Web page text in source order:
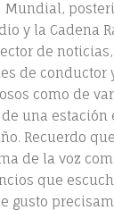
Mundial,
y la Cadena
de
de conductor
como de
una estación
. Recuerdo
de la voz
que
gusto